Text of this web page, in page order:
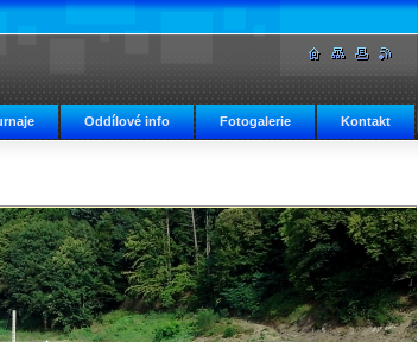
Oddílové info Fotogalerie Kontakt